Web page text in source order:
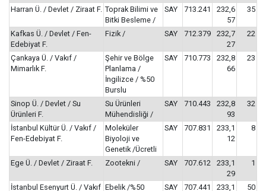
Harran Ü. / Devlet / Ziraat F. Toprak Bilimi ve
Bitki Besleme /
SAY 713.241
232,6
57
35
Kafkas Ü. / Devlet / Fen-
Edebiyat F.
Fizik / SAY 712.379
232,7
27
22
Çankaya Ü. / Vakıf /
Mimarlık F.
Şehir ve Bölge
Planlama /
İngilizce / %50
Burslu
SAY 710.773
232,8
66
23
Sinop Ü. / Devlet / Su
Ürünleri F.
Su Ürünleri
Mühendisliği /
SAY 710.443
232,8
93
32
İstanbul Kültür Ü. / Vakıf /
Fen-Edebiyat F.
Moleküler
Biyoloji ve
Genetik /Ücretli
SAY 707.831
233,1
12
8
Ege Ü. / Devlet / Ziraat F. Zootekni / SAY 707.612
233,1
29
1
İstanbul Esenyurt Ü. / Vakıf Ebelik /%50 SAY 707.441 233,1 50